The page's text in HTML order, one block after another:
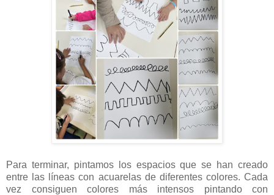
Para terminar, pintamos los espacios que se han creado
entre las líneas con acuarelas de diferentes colores. Cada
vez consiguen colores más intensos pintando con